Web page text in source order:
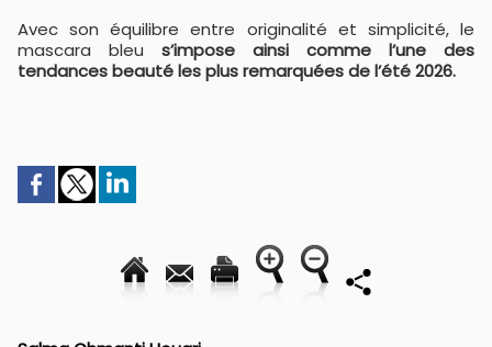
Avec son équilibre entre originalité et simplicité, le
mascara bleu s’impose ainsi comme l’une des
tendances beauté les plus remarquées de l’été 2026.